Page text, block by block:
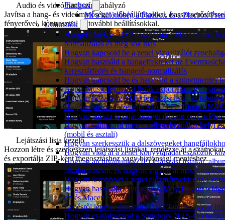
Flacbox
Mi a különbség a Flacbox és a Flacbox
Útmutatók
Hangeffektek és DSP használata a Flacboxban:
normalizálás és még sok más
Hogyan kapcsold be a zenei vizualizálót
Hogyan használd a hangeffekteket az
keresztátfedés és hangerő-normalizálás
Hogyan kapcsold be és használd a szünetmentes
Apple Music lejátszási listák exportálása és
Hogyan hozz létre M3U lejátszási listát az
Hogyan játssza le zenéjét Mac / PC / Linux /
Hogyan játssza le saját zenéjét iPhone-on CarPlay
Hogyan változtasd meg az albumborítókat helyi
(mobil és asztali)
Hogyan szerkesszük a dalszövegeket
Hogyan vidd át a zenei könyvtáradat eszközök
Hogyan archiváljunk (ZIP) lejátszási listákat,
alkalmazásban, és hogyan vigyük át másik
Hogyan scrobbold a zenei előzményeidet az
Hogyan használja a dinamikus Most játszott
on és Macen
Lépésről lépésre útmutató: Az iCloud könyvtár
Hogyan csatlakoztasd a Synology NAS-t és
Audio és videó hangszínszabályzó
Javítsa a hang- és videóminőséget előbeállításokkal,
fényerővel, kontraszttal és további beállításokkal.
Lejátszási lista kezelő
Hozzon létre és szerkesszen lejátszási listákat, rendezze át a számokat,
és exportálja ZIP-ként megosztáshoz vagy biztonsági mentéshez.